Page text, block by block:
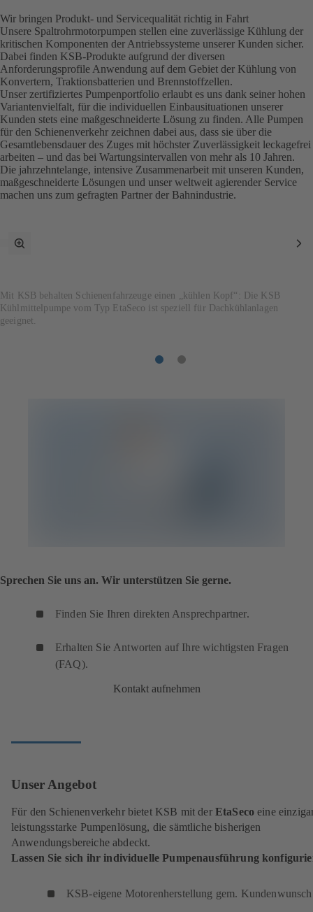
neuen
Tab)
Wir bringen Produkt- und Servicequalität richtig in Fahrt
Unsere Spaltrohrmotorpumpen stellen eine zuverlässige Kühlung der
kritischen Komponenten der Antriebssysteme unserer Kunden sicher.
Dabei finden KSB-Produkte aufgrund der diversen
Anforderungsprofile Anwendung auf dem Gebiet der Kühlung von
Konvertern, Traktionsbatterien und Brennstoffzellen.
Unser zertifiziertes Pumpenportfolio erlaubt es uns dank seiner hohen
Variantenvielfalt, für die individuellen Einbausituationen unserer
Kunden stets eine maßgeschneiderte Lösung zu finden. Alle Pumpen
für den Schienenverkehr zeichnen dabei aus, dass sie über die
Gesamtlebensdauer des Zuges mit höchster Zuverlässigkeit leckagefrei
arbeiten – und das bei Wartungsintervallen von mehr als 10 Jahren.
Die jahrzehntelange, intensive Zusammenarbeit mit unseren Kunden,
maßgeschneiderte Lösungen und unser weltweit agierender Service
machen uns zum gefragten Partner der Bahnindustrie.
Mit KSB behalten Schienenfahrzeuge einen „kühlen Kopf“: Die KSB
Kühlmittelpumpe vom Typ EtaSeco ist speziell für Dachkühlanlagen
geeignet.
Vollbildmodus
ArtikelArtikel
Sprechen Sie uns an. Wir unterstützen Sie gerne.
Finden Sie Ihren direkten Ansprechpartner.
Erhalten Sie Antworten auf Ihre wichtigsten Fragen
(FAQ).
Kontakt aufnehmen
Unser Angebot
Für den Schienenverkehr bietet KSB mit derEtaSeco eine
leistungsstarke Pumpenlösung, die sämtliche bisherigen
Anwendungsbereiche abdeckt.
Lassen Sie sich ihr individuelle Pumpenausführung
KSB-eigene Motorenherstellung gem. Kundenwunsch